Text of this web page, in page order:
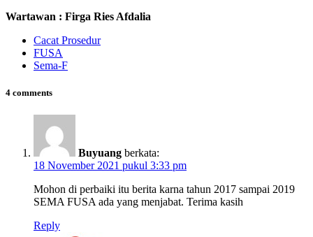
Wartawan : Firga Ries Afdalia
Cacat Prosedur
FUSA
Sema-F
4 comments
Buyuang berkata:
18 November 2021 pukul 3:33 pm
Mohon di perbaiki itu berita karna tahun 2017 sampai 2019
SEMA FUSA ada yang menjabat. Terima kasih
Reply